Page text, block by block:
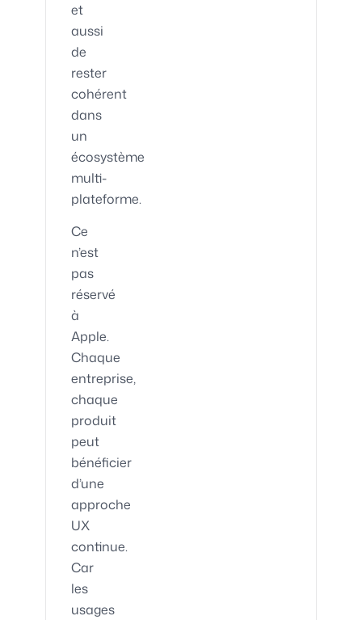
et
aussi
de
rester
cohérent
dans
un
écosystème
multi-
plateforme.
Ce
n’est
pas
réservé
à
Apple.
Chaque
entreprise,
chaque
produit
peut
bénéficier
d’une
approche
UX
continue.
Car
les
usages